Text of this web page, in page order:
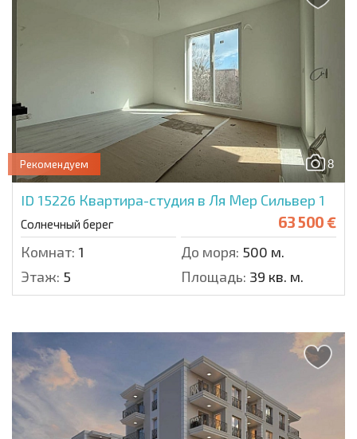
8
Рекомендуем
ID 15226 Квартира-студия в Ля Мер Сильвер 1
Солнечный берег 63 500 €
Комнат: 1 До моря: 500 м.
Этаж: 5 Площадь: 39 кв. м.